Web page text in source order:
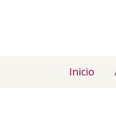
Inicio